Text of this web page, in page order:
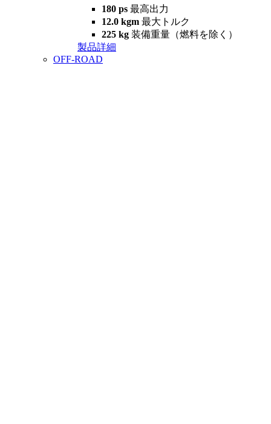
180 ps 最高出力
12.0 kgm 最大トルク
225 kg 装備重量（燃料を除く）
製品詳細
OFF-ROAD